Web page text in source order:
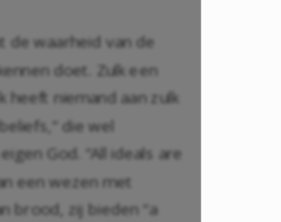
de waarheid van de
doet. Zulk een
niemand aan zulk
die wel
God. “All ideals are
een wezen met
brood, zij bieden “a